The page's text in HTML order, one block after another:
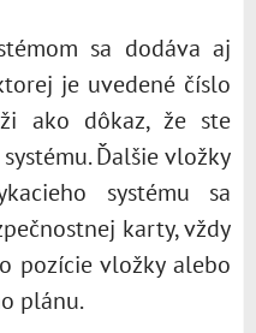
sa dodáva aj
je uvedené číslo
ako dôkaz, že ste
Ďalšie vložky
systému sa
karty, vždy
pozície vložky alebo
plánu.